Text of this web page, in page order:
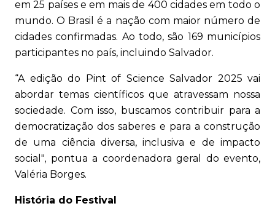
em 25 países e em mais de 400 cidades em todo o
mundo. O Brasil é a nação com maior número de
cidades confirmadas. Ao todo, são 169 municípios
participantes no país, incluindo Salvador.
“A edição do Pint of Science Salvador 2025 vai
abordar temas científicos que atravessam nossa
sociedade. Com isso, buscamos contribuir para a
democratização dos saberes e para a construção
de uma ciência diversa, inclusiva e de impacto
social", pontua a coordenadora geral do evento,
Valéria Borges.
História do Festival